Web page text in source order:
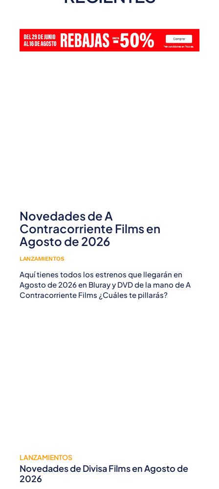
Novedades de A
Contracorriente Films en
Agosto de 2026
LANZAMIENTOS
Aquí tienes todos los estrenos que llegarán en
Agosto de 2026 en Bluray y DVD de la mano de A
Contracorriente Films ¿Cuáles te pillarás?
LANZAMIENTOS
Novedades de Divisa Films en Agosto de
2026